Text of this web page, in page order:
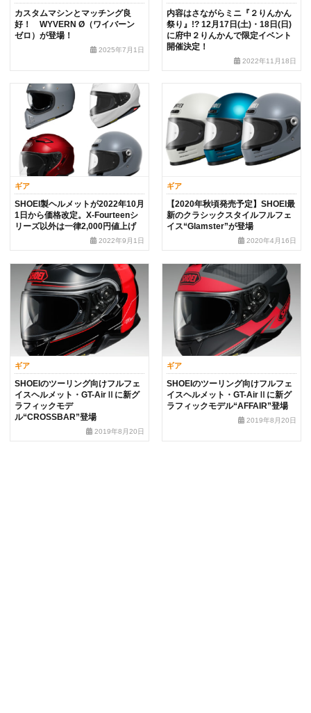
カスタムマシンとマッチング良
好！ WYVERN Ø（ワイバーン
ゼロ）が登場！
2025年7月1日
内容はさながらミニ『２りんかん
祭り』!? 12月17日(土)・18日(日)
に府中２りんかんで限定イベント
開催決定！
2022年11月18日
ギア
SHOEI製ヘルメットが2022年10月
1日から価格改定。X-Fourteenシ
リーズ以外は一律2,000円値上げ
2022年9月1日
ギア
【2020年秋頃発売予定】SHOEI最
新のクラシックスタイルフルフェ
イス“Glamster”が登場
2020年4月16日
ギア
SHOEIのツーリング向けフルフェ
イスヘルメット・GT-AirⅡに新グ
ラフィックモデ
ル“CROSSBAR”登場
2019年8月20日
ギア
SHOEIのツーリング向けフルフェ
イスヘルメット・GT-AirⅡに新グ
ラフィックモデル“AFFAIR”登場
2019年8月20日